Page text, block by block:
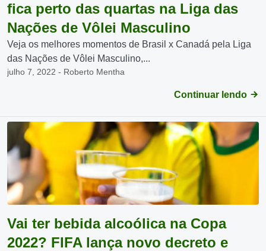
fica perto das quartas na Liga das
Nações de Vôlei Masculino
Veja os melhores momentos de Brasil x Canadá pela Liga
das Nações de Vôlei Masculino,...
julho 7, 2022 - Roberto Mentha
Continuar lendo
Vai ter bebida alcoólica na Copa
2022? FIFA lança novo decreto e